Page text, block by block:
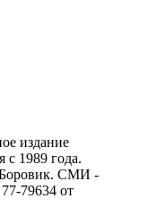
издание
с 1989 года.
CМИ -
79634 от